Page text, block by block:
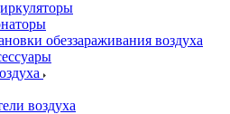
обеззараживания воздуха
воздуха